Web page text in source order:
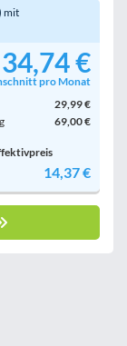
mit
34,74 €
pro Monat
29,99 €
69,00 €
14,37 €